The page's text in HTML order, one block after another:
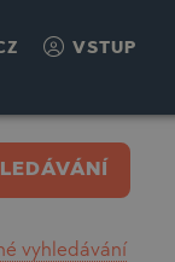
VSTUP
vyhledávání